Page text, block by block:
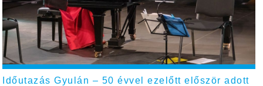
Időutazás Gyulán – 50 évvel ezelőtt először adott